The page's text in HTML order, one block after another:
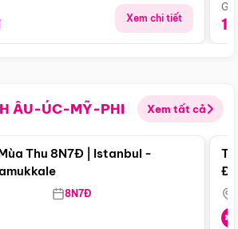
Xem chi tiết
ÂU-ÚC-MỸ-PHI Xem tất cả
Điểm nổi bật
Thu 8N7Đ | Istanbul -
8N7Đ